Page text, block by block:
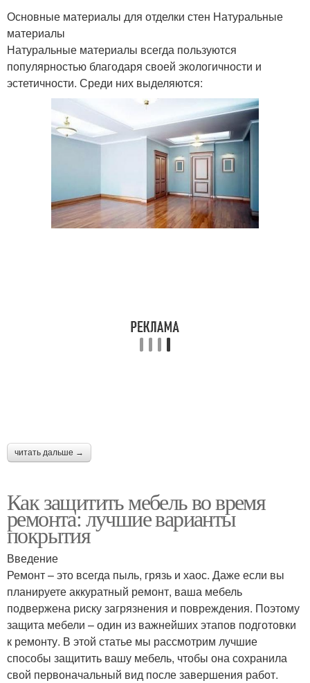
Основные материалы для отделки стен Натуральные
материалы
Натуральные материалы всегда пользуются
популярностью благодаря своей экологичности и
эстетичности. Среди них выделяются:
читать дальше →
Как защитить мебель во время
ремонта: лучшие варианты
покрытия
Введение
Ремонт – это всегда пыль, грязь и хаос. Даже если вы
планируете аккуратный ремонт, ваша мебель
подвержена риску загрязнения и повреждения. Поэтому
защита мебели – один из важнейших этапов подготовки
к ремонту. В этой статье мы рассмотрим лучшие
способы защитить вашу мебель, чтобы она сохранила
свой первоначальный вид после завершения работ.